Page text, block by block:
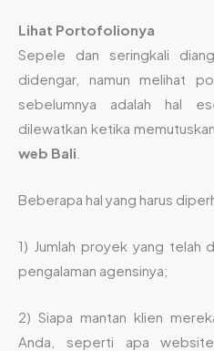
Lihat Portofolionya
Sepele dan seringkali
didengar, namun melihat
sebelumnya adalah hal
dilewatkan ketika
web Bali
Beberapa hal yang harus
1) Jumlah proyek yang telah
pengalaman agensinya;
2) Siapa mantan klien
Anda, seperti apa